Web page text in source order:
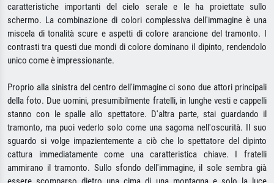
caratteristiche importanti del cielo serale e le ha proiettate sullo
schermo. La combinazione di colori complessiva dell'immagine è una
miscela di tonalità scure e aspetti di colore arancione del tramonto. I
contrasti tra questi due mondi di colore dominano il dipinto, rendendolo
unico come è impressionante.
Proprio alla sinistra del centro dell'immagine ci sono due attori principali
della foto. Due uomini, presumibilmente fratelli, in lunghe vesti e cappelli
stanno con le spalle allo spettatore. D'altra parte, stai guardando il
tramonto, ma puoi vederlo solo come una sagoma nell'oscurità. Il suo
sguardo si volge impazientemente a ciò che lo spettatore del dipinto
cattura immediatamente come una caratteristica chiave. I fratelli
ammirano il tramonto. Sullo sfondo dell'immagine, il sole sembra già